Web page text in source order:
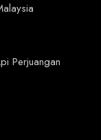
Perjuangan